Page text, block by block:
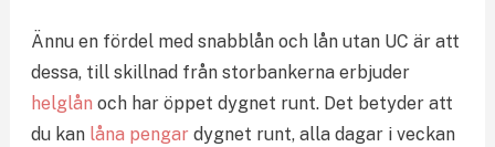
Ännu en fördel med snabblån och lån utan UC är att
dessa, till skillnad från storbankerna erbjuder
helglån och har öppet dygnet runt. Det betyder att
du kan låna pengardygnet runt, alla dagar i veckan